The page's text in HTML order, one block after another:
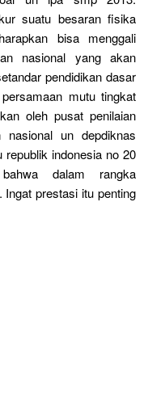
suatu besaran fisika
bisa menggali
nasional yang akan
pendidikan dasar
mutu tingkat
oleh pusat penilaian
un depdiknas
republik indonesia no 20
dalam rangka
Ingat prestasi itu penting